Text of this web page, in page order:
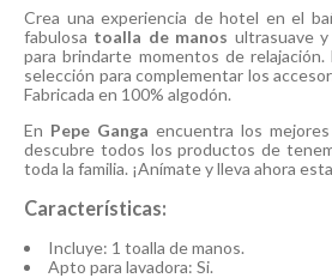
Crea una experiencia de hotel en el
fabulosa toalla de manos ultrasuave
para brindarte momentos de relajación.
selección para complementar los
Fabricada en 100% algodón.
En Pepe Ganga encuentra los mejores
descubre todos los productos de
toda la familia. ¡Anímate y lleva ahora esta
Características:
Incluye: 1 toalla de manos.
Apto para lavadora: Si.